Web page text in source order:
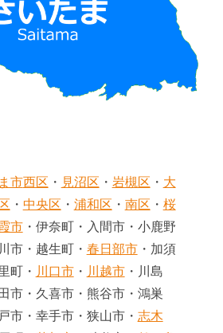
市西区 ・ 見沼区 ・ 岩槻区 ・ 大
・ 中央区 ・ 浦和区 ・ 南区 ・ 桜
市・伊奈町・入間市・小鹿野
市・越生町・ 春日部市・加須
町・ 川口市・ 川越市・川島
市・久喜市・熊谷市・鴻巣
市・幸手市・狭山市・ 志木